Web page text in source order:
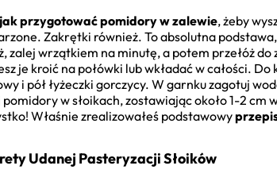
jak przygotować pomidory w zalewie, żeby
Zakrętki również. To absolutna
zalej wrzątkiem na minutę, a potem przełóż
je kroić na połówki lub wkładać w całości.
i pół łyżeczki gorczycy. W garnku zagotuj
pomidory w słoikach, zostawiając około 1-2
Właśnie zrealizowałeś podstawowy
Udanej Pasteryzacji Słoików